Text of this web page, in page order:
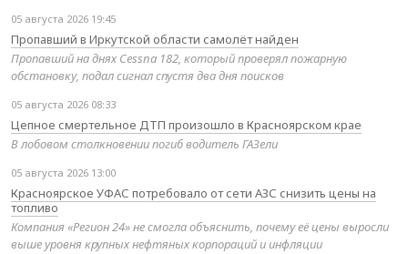
05 августа 2026 19:45
Пропавший в Иркутской области самолёт найден
Пропавший на днях Cessna 182, который проверял пожарную
обстановку, подал сигнал спустя два дня поисков
05 августа 2026 08:33
Цепное смертельное ДТП произошло в Красноярском крае
В лобовом столкновении погиб водитель ГАЗели
05 августа 2026 13:00
Красноярское УФАС потребовало от сети АЗС снизить цены на
топливо
Компания «Регион 24» не смогла объяснить, почему её цены выросли
выше уровня крупных нефтяных корпораций и инфляции